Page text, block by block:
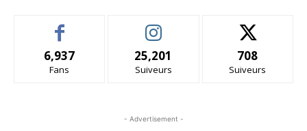
6,937
Fans
25,201
Suiveurs
708
Suiveurs
- Advertisement -